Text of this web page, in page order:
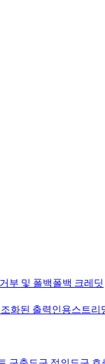
거부 및 폴백폴백 크레딧
화된 출력인용스트리